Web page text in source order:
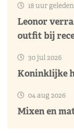
18 uur geleden
Leonor
outfit bij
30 jul 2026
Koninklijke
04 aug 2026
Mixen en